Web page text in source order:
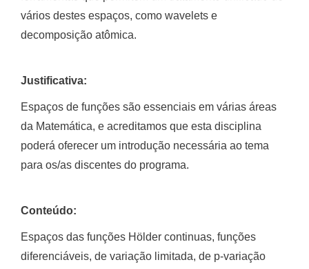
vários destes espaços, como wavelets e
decomposição atômica.
Justificativa:
Espaços de funções são essenciais em várias áreas
da Matemática, e acreditamos que esta disciplina
poderá oferecer um introdução necessária ao tema
para os/as discentes do programa.
Conteúdo:
Espaços das funções Hölder continuas, funções
diferenciáveis, de variação limitada, de p-variação